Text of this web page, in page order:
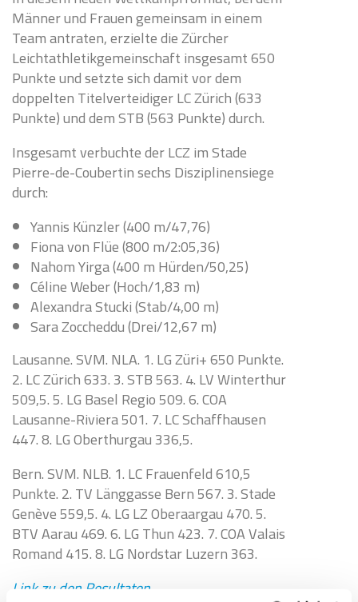
Männer und Frauen gemeinsam in einem
Team antraten, erzielte die Zürcher
Leichtathletikgemeinschaft insgesamt 650
Punkte und setzte sich damit vor dem
doppelten Titelverteidiger LC Zürich (633
Punkte) und dem STB (563 Punkte) durch.
Insgesamt verbuchte der LCZ im Stade
Pierre-de-Coubertin sechs Disziplinensiege
durch:
Yannis Künzler (400 m/47,76)
Fiona von Flüe (800 m/2:05,36)
Nahom Yirga (400 m Hürden/50,25)
Céline Weber (Hoch/1,83 m)
Alexandra Stucki (Stab/4,00 m)
Sara Zoccheddu (Drei/12,67 m)
Lausanne. SVM. NLA. 1. LG Züri+ 650 Punkte.
2. LC Zürich 633. 3. STB 563. 4. LV Winterthur
509,5. 5. LG Basel Regio 509. 6. COA
Lausanne-Riviera 501. 7. LC Schaffhausen
447. 8. LG Oberthurgau 336,5.
Bern. SVM. NLB. 1. LC Frauenfeld 610,5
Punkte. 2. TV Länggasse Bern 567. 3. Stade
Genève 559,5. 4. LG LZ Oberaargau 470. 5.
BTV Aarau 469. 6. LG Thun 423. 7. COA Valais
Romand 415. 8. LG Nordstar Luzern 363.
Link zu den Resultaten